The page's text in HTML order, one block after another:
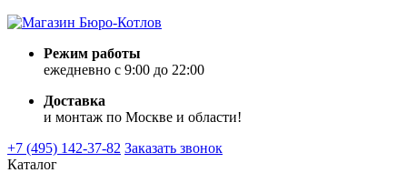
Режим работы
ежедневно с 9:00 до 22:00
Доставка
и монтаж по Москве и области!
+7 (495) 142-37-82 Заказать звонок
Каталог